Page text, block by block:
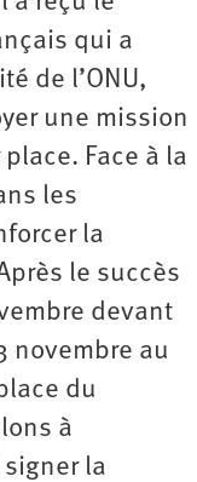
qui a
de l’ONU,
une mission
Face à la
les
la
le succès
devant
novembre au
du
à
la